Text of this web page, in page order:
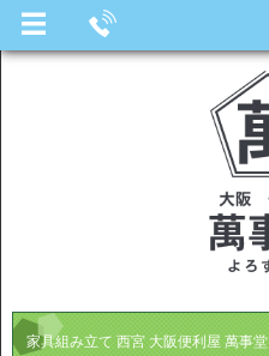
家具組み立て 西宮 大阪便利屋 萬事堂